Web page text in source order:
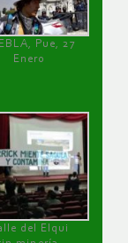
Pue, 27
Enero
del Elqui